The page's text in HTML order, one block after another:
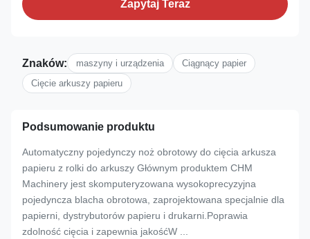
Zapytaj Teraz
Znaków: maszyny i urządzenia
Ciągnący papier
Cięcie arkuszy papieru
Podsumowanie produktu
Automatyczny pojedynczy noż obrotowy do cięcia arkusza
papieru z rolki do arkuszy Głównym produktem CHM
Machinery jest skomputeryzowana wysokoprecyzyjna
pojedyncza blacha obrotowa, zaprojektowana specjalnie dla
papierni, dystrybutorów papieru i drukarni.Poprawia
zdolność cięcia i zapewnia jakośćW ...